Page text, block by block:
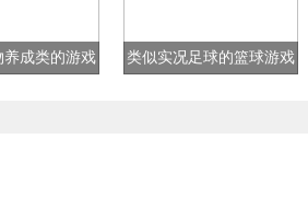
养成类的游戏 类似实况足球的篮球游戏